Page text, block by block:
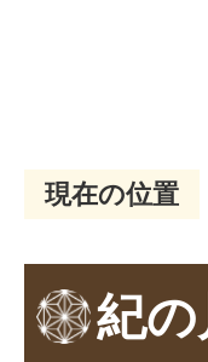
現在の位置
紀